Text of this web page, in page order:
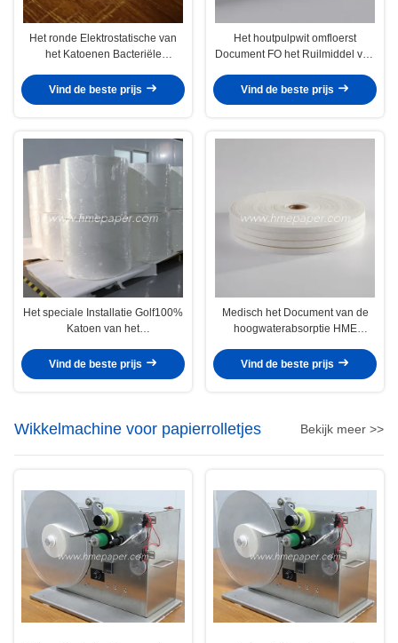
Het ronde Elektrostatische van
het Katoenen Bacteriële
AdemhalingsFiltreerpapier
Vind de beste prijs
Het houtpulpwit omfloerst
Document FO het Ruilmiddel van
Vind de beste prijs
Het speciale Installatie Golf100%
Katoen van het
Vind de beste prijs
Medisch het Document van de
hoogwaterabsorptie HME
Vind de beste prijs
Wikkelmachine voor papierrolletjes Bekijk meer >>